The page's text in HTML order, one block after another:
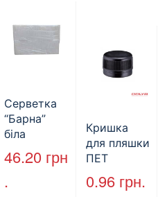
Серветка
“Барна”
біла
PAPERO
500 шт (6/
46.20 грн
.
Кришка
для пляшки
ПЕТ
стандарт
(КВ-28мм),
0.96 грн.